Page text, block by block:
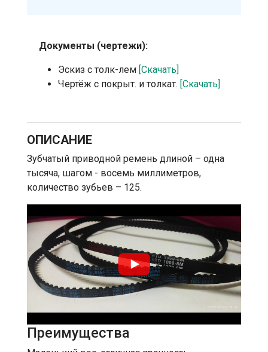
Документы (чертежи):
Эскиз с толк-лем [Скачать]
Чертёж с покрыт. и толкат. [Скачать]
ОПИСАНИЕ
Зубчатый приводной ремень длиной – одна
тысяча, шагом - восемь миллиметров,
количество зубьев – 125.
Преимущества